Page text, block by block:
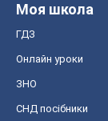
Моя школа
ГДЗ
Онлайн уроки
ЗНО
СНД посібники